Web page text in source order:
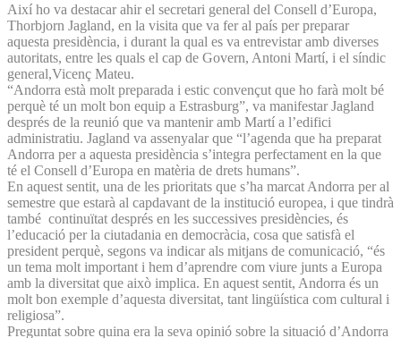
Així ho va destacar ahir el secretari general del Consell d’Europa,
Thorbjorn Jagland, en la visita que va fer al país per preparar
aquesta presidència, i durant la qual es va entrevistar amb diverses
autoritats, entre les quals el cap de Govern, Antoni Martí, i el síndic
general,Vicenç Mateu.
“Andorra està molt preparada i estic convençut que ho farà molt bé
perquè té un molt bon equip a Estrasburg”, va manifestar Jagland
després de la reunió que va mantenir amb Martí a l’edifici
administratiu. Jagland va assenyalar que “l’agenda que ha preparat
Andorra per a aquesta presidència s’integra perfectament en la que
té el Consell d’Europa en matèria de drets humans”.
En aquest sentit, una de les prioritats que s’ha marcat Andorra per al
semestre que estarà al capdavant de la institució europea, i que tindrà
també continuïtat després en les successives presidències, és
l’educació per la ciutadania en democràcia, cosa que satisfà el
president perquè, segons va indicar als mitjans de comunicació, “és
un tema molt important i hem d’aprendre com viure junts a Europa
amb la diversitat que això implica. En aquest sentit, Andorra és un
molt bon exemple d’aquesta diversitat, tant lingüística com cultural i
religiosa”.
Preguntat sobre quina era la seva opinió sobre la situació d’An­dorra